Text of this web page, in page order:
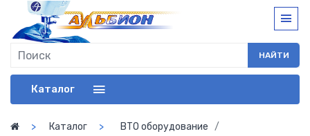
НАЙТИ
Каталог
Каталог
ВТО оборудование